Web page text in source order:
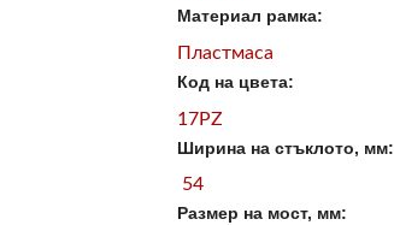
Материал рамка:
Пластмаса
Код на цвета:
17PZ
Ширина на стъклото, мм:
54
Размер на мост, мм: